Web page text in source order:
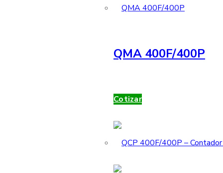
QMA 400F/400P
Cotizar